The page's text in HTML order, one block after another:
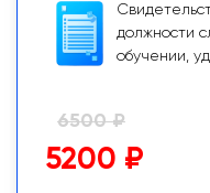
должности
обучении,
6500 ₽
5200 ₽